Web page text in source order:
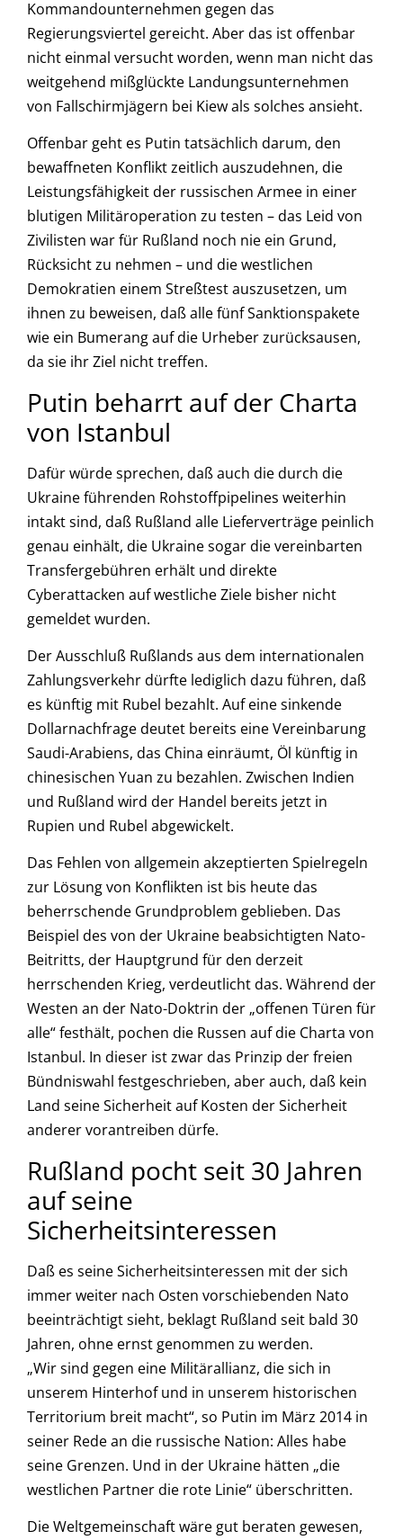
Kommandounternehmen gegen das
Regierungsviertel gereicht. Aber das ist offenbar
nicht einmal versucht worden, wenn man nicht das
weitgehend mißglückte Landungsunternehmen
von Fallschirmjägern bei Kiew als solches ansieht.
Offenbar geht es Putin tatsächlich darum, den
bewaffneten Konflikt zeitlich auszudehnen, die
Leistungsfähigkeit der russischen Armee in einer
blutigen Militäroperation zu testen – das Leid von
Zivilisten war für Rußland noch nie ein Grund,
Rücksicht zu nehmen – und die westlichen
Demokratien einem Streßtest auszusetzen, um
ihnen zu beweisen, daß alle fünf Sanktionspakete
wie ein Bumerang auf die Urheber zurücksausen,
da sie ihr Ziel nicht treffen.
Putin beharrt auf der Charta
von Istanbul
Dafür würde sprechen, daß auch die durch die
Ukraine führenden Rohstoffpipelines weiterhin
intakt sind, daß Rußland alle Lieferverträge peinlich
genau einhält, die Ukraine sogar die vereinbarten
Transfergebühren erhält und direkte
Cyberattacken auf westliche Ziele bisher nicht
gemeldet wurden.
Der Ausschluß Rußlands aus dem internationalen
Zahlungsverkehr dürfte lediglich dazu führen, daß
es künftig mit Rubel bezahlt. Auf eine sinkende
Dollarnachfrage deutet bereits eine Vereinbarung
Saudi-Arabiens, das China einräumt, Öl künftig in
chinesischen Yuan zu bezahlen. Zwischen Indien
und Rußland wird der Handel bereits jetzt in
Rupien und Rubel abgewickelt.
Das Fehlen von allgemein akzeptierten Spielregeln
zur Lösung von Konflikten ist bis heute das
beherrschende Grundproblem geblieben. Das
Beispiel des von der Ukraine beabsichtigten Nato-
Beitritts, der Hauptgrund für den derzeit
herrschenden Krieg, verdeutlicht das. Während der
Westen an der Nato-Doktrin der „offenen Türen für
alle“ festhält, pochen die Russen auf die Charta von
Istanbul. In dieser ist zwar das Prinzip der freien
Bündniswahl festgeschrieben, aber auch, daß kein
Land seine Sicherheit auf Kosten der Sicherheit
anderer vorantreiben dürfe.
Rußland pocht seit 30 Jahren
auf seine
Sicherheitsinteressen
Daß es seine Sicherheitsinteressen mit der sich
immer weiter nach Osten vorschiebenden Nato
beeinträchtigt sieht, beklagt Rußland seit bald 30
Jahren, ohne ernst genommen zu werden.
„Wir sind gegen eine Militärallianz, die sich in
unserem Hinterhof und in unserem historischen
Territorium breit macht“, so Putin im März 2014 in
seiner Rede an die russische Nation: Alles habe
seine Grenzen. Und in der Ukraine hätten „die
westlichen Partner die rote Linie“ überschritten.
Die Weltgemeinschaft wäre gut beraten gewesen,